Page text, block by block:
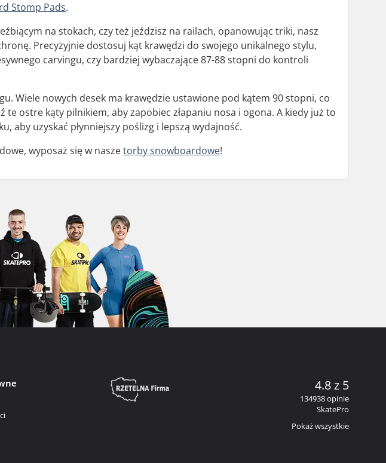
Stomp Pads.
na stokach, czy też jeździsz na railach, opanowując triki, nasz
Precyzyjnie dostosuj kąt krawędzi do swojego unikalnego stylu,
carvingu, czy bardziej wybaczające 87-88 stopni do kontroli
Wiele nowych desek ma krawędzie ustawione pod kątem 90 stopni, co
te ostre kąty pilnikiem, aby zapobiec złapaniu nosa i ogona. A kiedy już to
aby uzyskać płynniejszy poślizg i lepszą wydajność.
wyposaż się w naszetorby snowboardowe!
4.8 z 5
134938 opinie
SkatePro
Pokaż wszystkie